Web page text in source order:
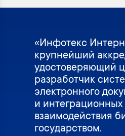
«Инфотекс
крупнейший
удостоверяющий
разработчик
электронного
и
взаимодействия
государством.